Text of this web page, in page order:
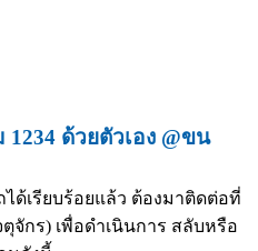
ด้วยตัวเอง @ขน
ได้เรียบร้อยแล้ว ต้องมาติดต่อที่
จักร) เพื่อดำเนินการ สลับหรือ